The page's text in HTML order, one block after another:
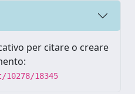
per citare o creare
18345